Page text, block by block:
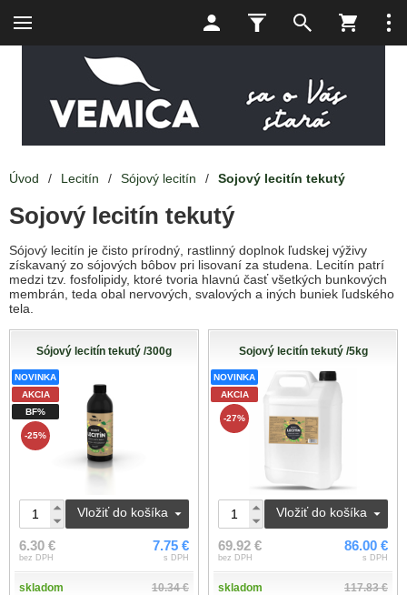
Úvod / Lecitín / Sójový lecitín / Sojový lecitín tekutý
Sojový lecitín tekutý
Sójový lecitín je čisto prírodný, rastlinný doplnok ľudskej výživy
získavaný zo sójových bôbov pri lisovaní za studena. Lecitín patrí
medzi tzv. fosfolipidy, ktoré tvoria hlavnú časť všetkých bunkových
membrán, teda obal nervových, svalových a iných buniek ľudského
tela.
Sójový lecitín tekutý /300g
NOVINKA
AKCIA
BF%
-25%
Vložiť do košíka
6.30 €
bez DPH
7.75 €
s DPH
skladom 10.34 €
Sojový lecitín tekutý /5kg
NOVINKA
AKCIA
-27%
Vložiť do košíka
69.92 €
bez DPH
86.00 €
s DPH
skladom 117.83 €